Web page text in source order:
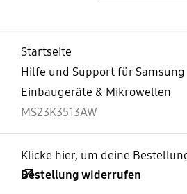
Startseite
Hilfe und Support für
Einbaugeräte & Mikrowellen
MS23K3513AW
Klicke hier, um deine
Bestellung widerrufen